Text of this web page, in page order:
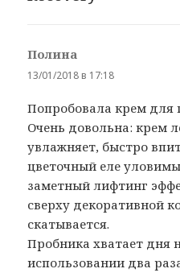
Полина
13/01/2018 в 17:18
Попробовала крем для
Очень довольна: крем
увлажняет, быстро
цветочный еле
заметный лифтинг
сверху декоративной
скатывается.
Пробника хватает дня
использовании два